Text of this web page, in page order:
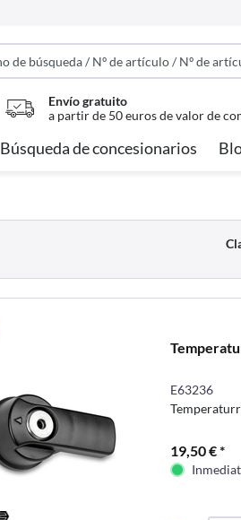
Envío gratuito
a partir de 50 euros de valor de
Búsqueda de concesionarios
E63236
19,50 € *